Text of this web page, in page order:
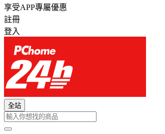
享受APP專屬優惠
註冊
登入
全站